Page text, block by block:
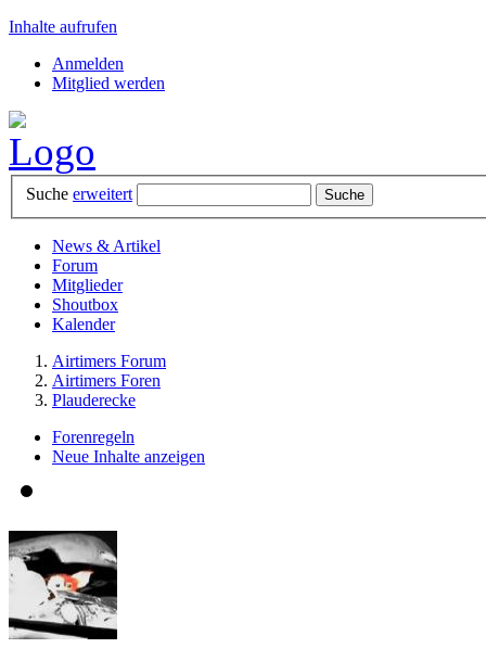
Inhalte aufrufen
Anmelden
Mitglied werden
Suche erweitert
News & Artikel
Forum
Mitglieder
Shoutbox
Kalender
Airtimers Forum
Airtimers Foren
Plauderecke
Forenregeln
Neue Inhalte anzeigen